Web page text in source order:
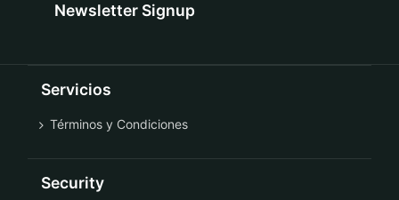
Newsletter Signup
Servicios
Términos y Condiciones
Security